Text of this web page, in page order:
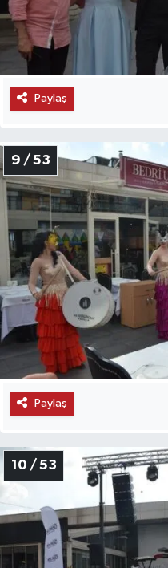
Paylaş
9 / 53
Paylaş
10 / 53